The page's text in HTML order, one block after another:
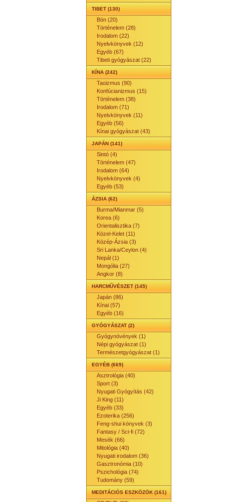
TIBET (130)
Bön (20)
Történelem (28)
Irodalom (22)
Nyelvkönyvek (12)
Egyéb (67)
Tibeti gyógyászat (22)
KÍNA (242)
Taoizmus (90)
Konfúcianizmus (15)
Történelem (38)
Irodalom (71)
Nyelvkönyvek (11)
Egyéb (56)
Kínai gyógyászat (43)
JAPÁN (141)
Sintó (4)
Történelem (47)
Irodalom (64)
Nyelvkönyvek (4)
Egyéb (53)
ÁZSIA (62)
Burma/Mianmar (5)
Korea (6)
Orientalisztika (7)
Közel-Kelet (11)
Közép-Ázsia (3)
Sri Lanka/Ceylon (4)
Nepál (1)
Mongólia (27)
Angkor (8)
HARCMŰVÉSZET (145)
Japán (86)
Kínai (57)
Egyéb (16)
GYÓGYÁSZAT (2)
Gyógynövények (1)
Népi gyógyászat (1)
Természetgyógyászat (1)
EGYÉB (669)
Asztrológia (40)
Sport (3)
Nyugati Gyógyítás (42)
Ji King (11)
Egyéb (33)
Ezoterika (256)
Feng-shui könyvek (3)
Fantasy / Sci-fi (72)
Mesék (66)
Mitológia (40)
Nyugati irodalom (36)
Gasztronómia (10)
Pszichológia (74)
Tudomány (59)
MEDITÁCIÓS ESZKÖZÖK (161)